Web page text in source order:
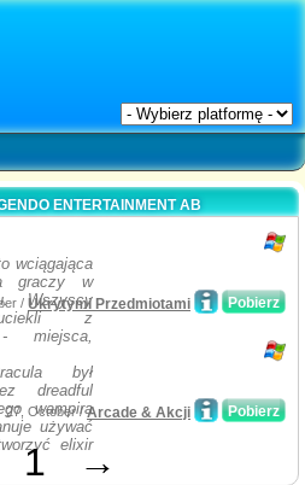
ENTERTAINMENT AB
wciągająca
graczy w
Wszyscy
z
- miejsca,
Pobierz
/ Ukrytymi Przedmiotami
był
dreadful
wampira
używać
elixir
Pobierz
27, October /Arcade & Akcji
1 →